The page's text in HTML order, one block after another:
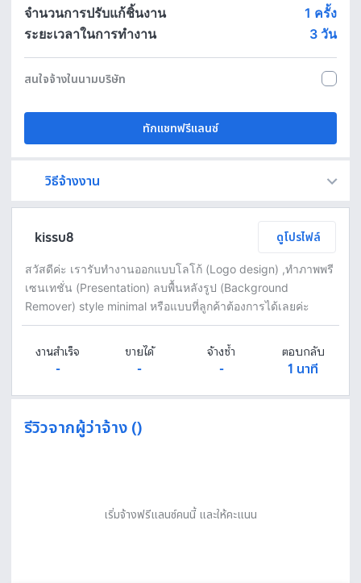
จำนวนการปรับแก้ชิ้นงาน
1 ครั้ง
ระยะเวลาในการทำงาน
3 วัน
สนใจจ้างในนามบริษัท
ทักแชทฟรีแลนซ์
วิธีจ้างงาน
kissu8 ดูโปรไฟล์
สวัสดีค่ะ เรารับทำงานออกแบบโลโก้ (Logo design) ,ทำภาพพรี
เซนเทชั่น (Presentation) ลบพื้นหลังรูป (Background
Remover) style minimal หรือแบบที่ลูกค้าต้องการได้เลยค่ะ
งานสำเร็จ
-
ขายได้
-
จ้างซ้ำ
-
ตอบกลับ
1 นาที
รีวิวจากผู้ว่าจ้าง ()
เริ่มจ้างฟรีแลนซ์คนนี้ และให้คะแนน